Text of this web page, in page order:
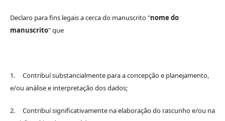
Declaro para fins legais a cerca do manuscrito "nome do
manuscrito" que
1. Contribuí substancialmente para a concepção e planejamento,
e/ou análise e interpretação dos dados;
2. Contribuí significativamente na elaboração do rascunho e/ou na